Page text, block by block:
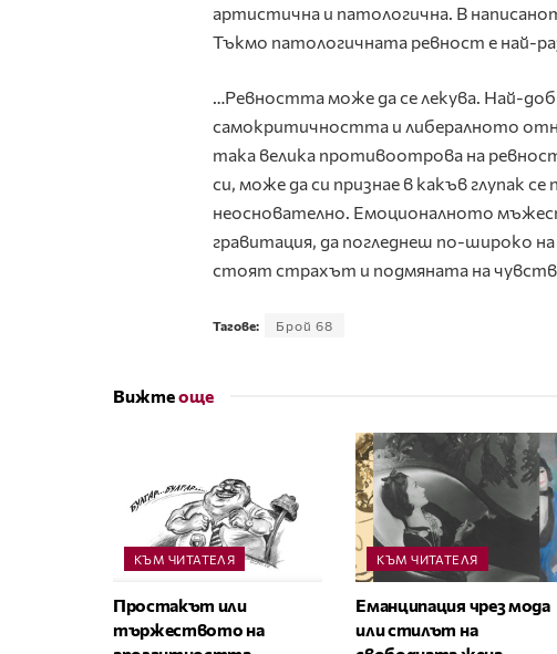
артистична и патологична. В
Тъкмо патологичната ревност е най-
…Ревността може да се лекува. Най-
самокритичността и либералното
така велика противоотрова на
си, може да си признае в какъв глупак
неоснователно. Емоционалното
гравитация, да погледнеш по-широко
стоят страхът и подмяната на
Тагове: Брой 68
Вижтеоще
КЪМ ЧИТАТЕЛЯ
Простакът или
тържеството на
КЪМ ЧИТАТЕЛЯ
Еманципация чрез мода
или стилът на